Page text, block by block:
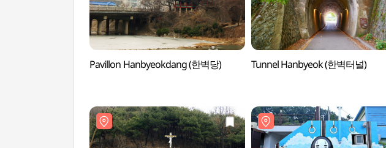
Pavillon Hanbyeokdang (한벽당) Tunnel Hanbyeok (한벽터널)